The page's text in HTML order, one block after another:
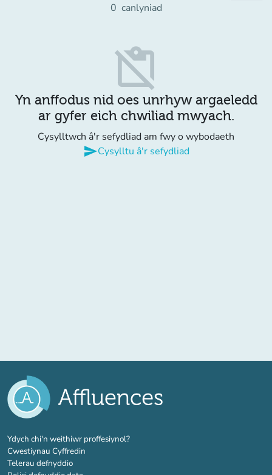
0 canlyniad
content_paste_off
Yn anffodus nid oes unrhyw argaeledd
ar gyfer eich chwiliad mwyach.
Cysylltwch â'r sefydliad am fwy o wybodaeth
sendCysylltu â'r sefydliad
Ydych chi'n weithiwr proffesiynol?(tab newydd)
Cwestiynau Cyffredin
Telerau defnyddio